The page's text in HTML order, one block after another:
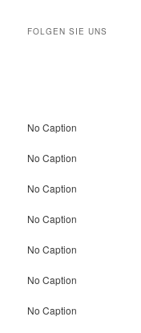
FOLGEN SIE UNS
No Caption
No Caption
No Caption
No Caption
No Caption
No Caption
No Caption